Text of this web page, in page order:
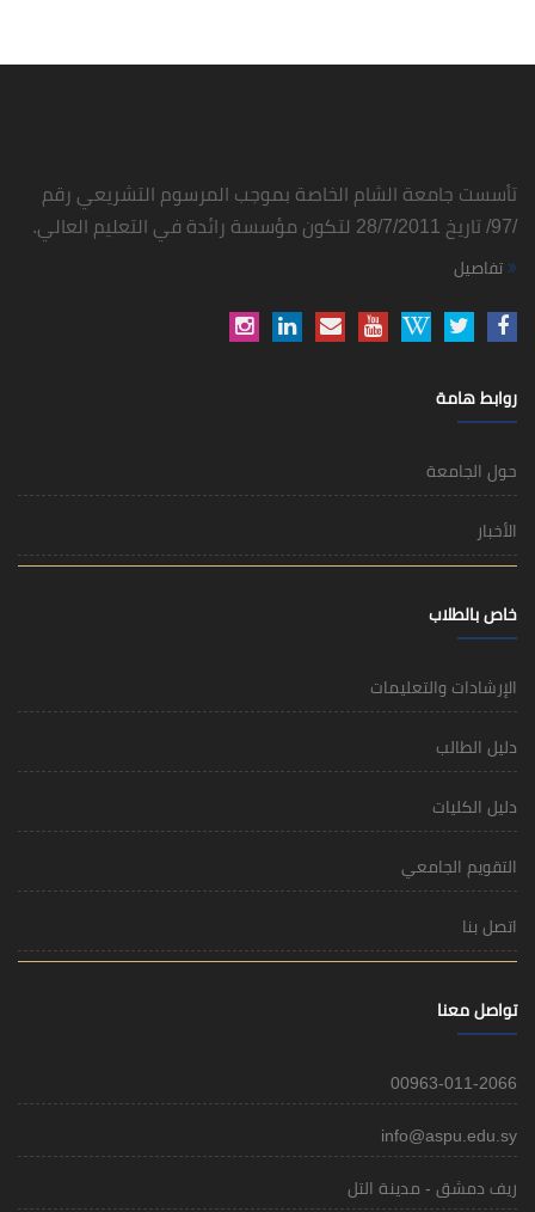
تأسست جامعة الشام الخاصة بموجب المرسوم التشريعي رقم
/97/ تاريخ 28/7/2011 لتكون مؤسسة رائدة في التعليم العالي.
تفاصيل
روابط هامة
حول الجامعة
الأخبار
خاص بالطلاب
الإرشادات والتعليمات
دليل الطالب
دليل الكليات
التقويم الجامعي
اتصل بنا
تواصل معنا
00963-011-2066
info@aspu.edu.sy
ريف دمشق - مدينة التل